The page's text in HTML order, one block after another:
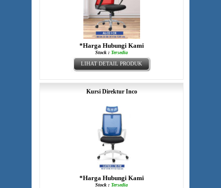
*Harga Hubungi Kami
Stock : Tersedia
LIHAT DETAIL PRODUK
Kursi Direktur Inco
*Harga Hubungi Kami
Stock : Tersedia